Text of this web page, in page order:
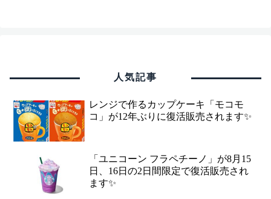
人気記事
レンジで作るカップケーキ「モコモ
コ」が12年ぶりに復活販売されます✨
「ユニコーン フラペチーノ」が8月15
日、16日の2日間限定で復活販売され
ます✨